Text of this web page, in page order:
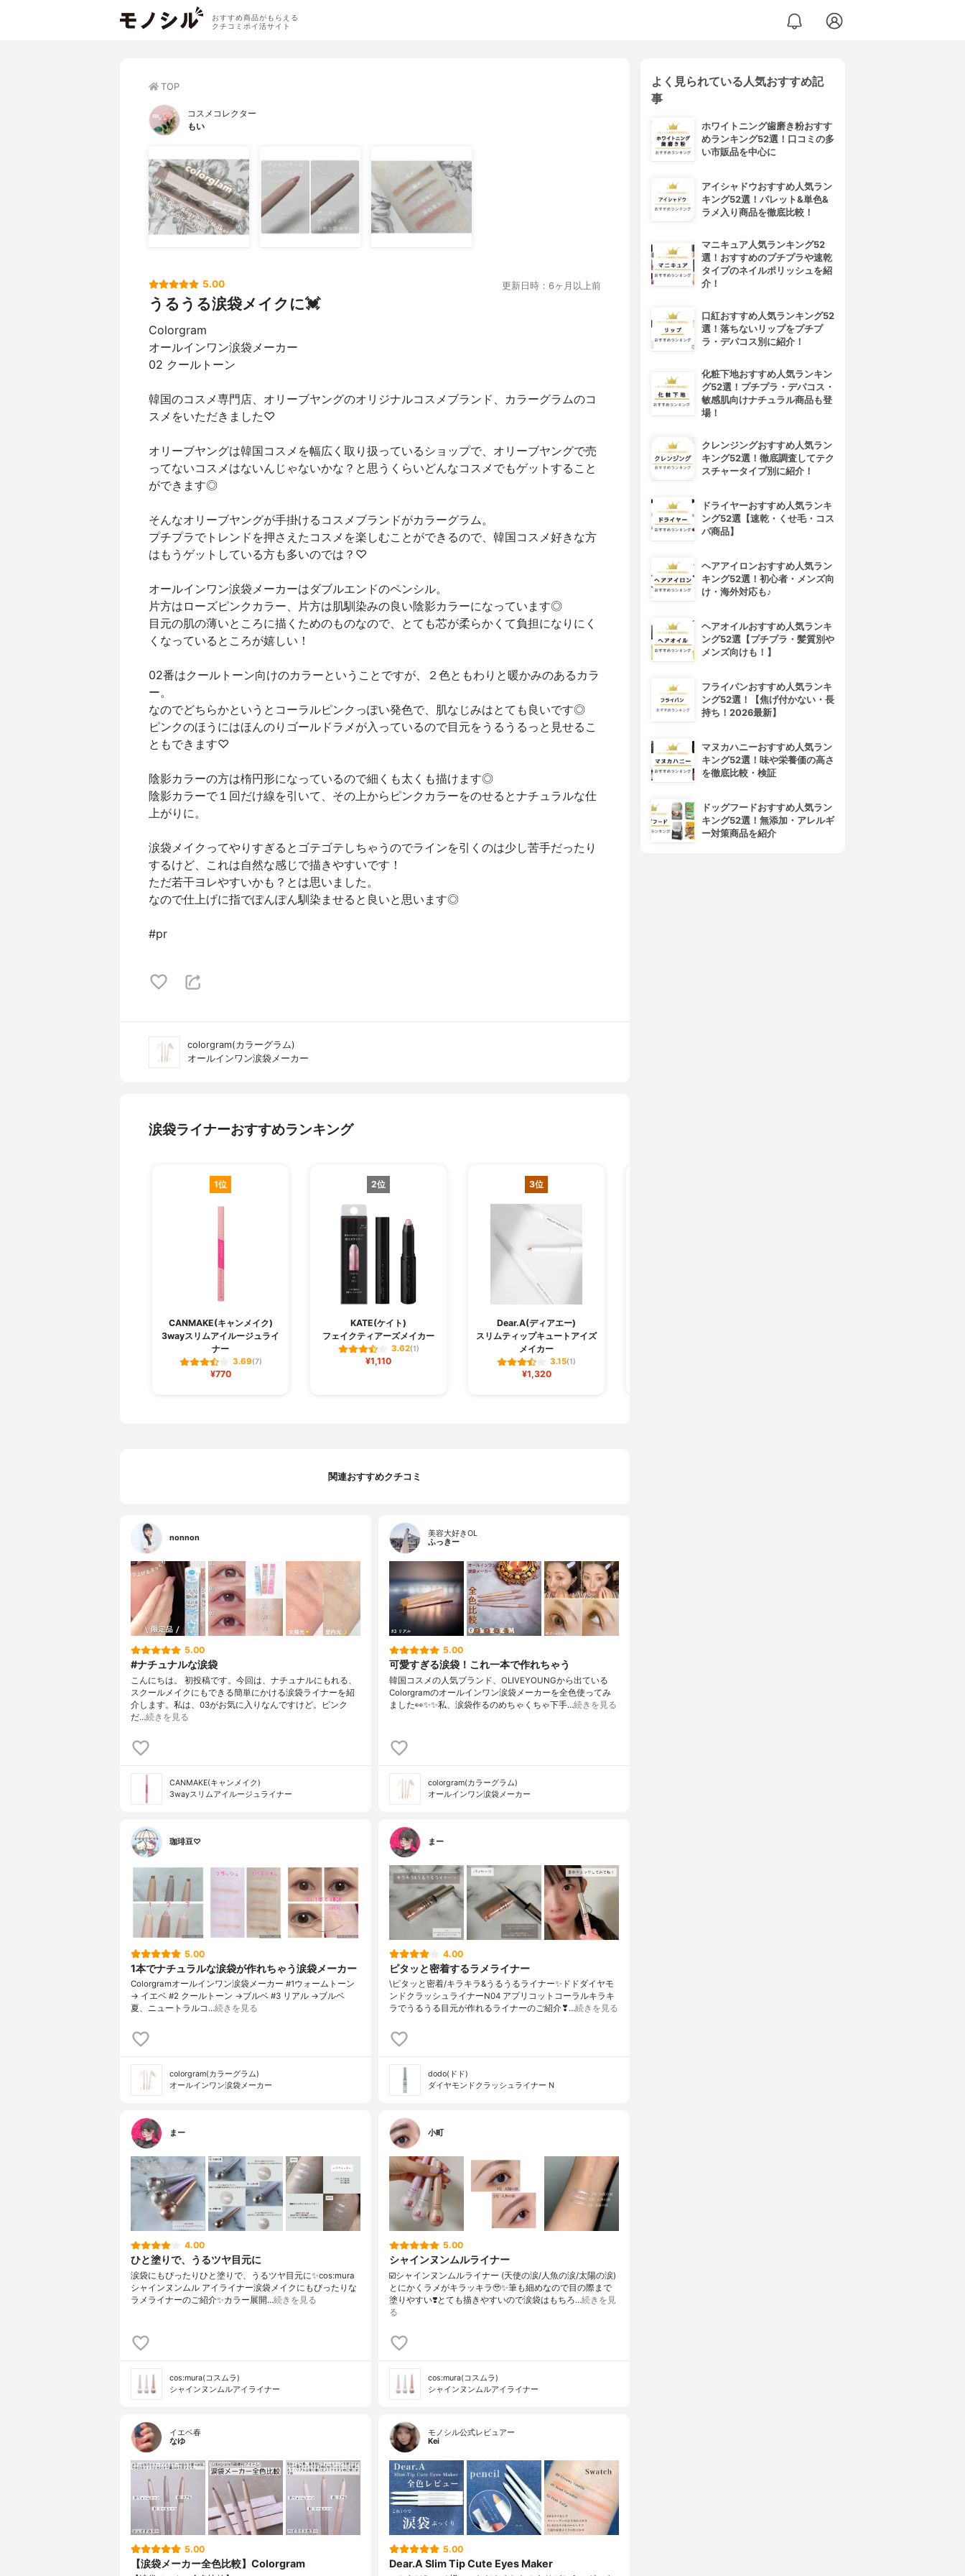
おすすめ商品がもらえる
クチコミポイ活サイト
TOP
コスメコレクター
もい
5.00 更新日時：6ヶ月以上前
うるうる涙袋メイクに💓
Colorgram
オールインワン涙袋メーカー
02 クールトーン
韓国のコスメ専門店、オリーブヤングのオリジナルコスメブランド、カラーグラムのコ
スメをいただきました♡
オリーブヤングは韓国コスメを幅広く取り扱っているショップで、オリーブヤングで売
ってないコスメはないんじゃないかな？と思うくらいどんなコスメでもゲットすること
ができます◎
そんなオリーブヤングが手掛けるコスメブランドがカラーグラム。
プチプラでトレンドを押さえたコスメを楽しむことができるので、韓国コスメ好きな方
はもうゲットしている方も多いのでは？♡
オールインワン涙袋メーカーはダブルエンドのペンシル。
片方はローズピンクカラー、片方は肌馴染みの良い陰影カラーになっています◎
目元の肌の薄いところに描くためのものなので、とても芯が柔らかくて負担になりにく
くなっているところが嬉しい！
02番はクールトーン向けのカラーということですが、２色ともわりと暖かみのあるカラ
ー。
なのでどちらかというとコーラルピンクっぽい発色で、肌なじみはとても良いです◎
ピンクのほうにはほんのりゴールドラメが入っているので目元をうるうるっと見せるこ
ともできます♡
陰影カラーの方は楕円形になっているので細くも太くも描けます◎
陰影カラーで１回だけ線を引いて、その上からピンクカラーをのせるとナチュラルな仕
上がりに。
涙袋メイクってやりすぎるとゴテゴテしちゃうのでラインを引くのは少し苦手だったり
するけど、これは自然な感じで描きやすいです！
ただ若干ヨレやすいかも？とは思いました。
なので仕上げに指でぽんぽん馴染ませると良いと思います◎
#pr
colorgram(カラーグラム)
オールインワン涙袋メーカー
涙袋ライナーおすすめランキング
1位
CANMAKE(キャンメイク)
3wayスリムアイルージュライ
ナー
3.69(7)
¥770
2位
KATE(ケイト)
フェイクティアーズメイカー
3.62(1)
¥1,110
3位
Dear.A(ディアエー)
スリムティップキュートアイズ
メイカー
3.15(1)
¥1,320
関連おすすめクチコミ
nonnon
5.00
#ナチュナルな涙袋
こんにちは。 初投稿です。今回は、ナチュナルにもれる、
スクールメイクにもできる簡単にかける涙袋ライナーを紹
介します。私は、03がお気に入りなんですけど。ピンク
だ…続きを見る
CANMAKE(キャンメイク)
3wayスリムアイルージュライナー
美容大好きOL
ふっきー
5.00
可愛すぎる涙袋！これ一本で作れちゃう
韓国コスメの人気ブランド、OLIVEYOUNGから出ている
Colorgramのオールインワン涙袋メーカーを全色使ってみ
ました👀✨✨私、涙袋作るのめちゃくちゃ下手…続きを見る
colorgram(カラーグラム)
オールインワン涙袋メーカー
珈琲豆♡
5.00
1本でナチュラルな涙袋が作れちゃう涙袋メーカー
Colorgramオールインワン涙袋メーカー #1ウォームトーン
→ イエベ #2 クールトーン →ブルベ #3 リアル →ブルベ
夏、ニュートラルコ…続きを見る
colorgram(カラーグラム)
オールインワン涙袋メーカー
まー
4.00
ピタッと密着するラメライナー
\ピタッと密着/⁡キラキラ&うるうるライナー✨⁡ドドダイヤモ
ンドクラッシュライナーN04 アプリコットコーラル⁡キラキ
ラでうるうる目元が作れるライナーのご紹介❣…続きを見る
dodo(ドド)
ダイヤモンドクラッシュライナー N
まー
4.00
ひと塗りで、うるツヤ目元に
涙袋にもぴったりひと塗りで、うるツヤ目元に✨⁡cos:mura
シャインヌンムル アイライナー⁡⁡涙袋メイクにもぴったりな
ラメライナーのご紹介✨⁡⁡カラー展開…続きを見る
cos:mura(コスムラ)
シャインヌンムルアイライナー
小町
5.00
シャインヌンムルライナー
☑️シャインヌンムルライナー (天使の涙/人魚の涙/太陽の涙)
とにかくラメがキラッキラ🥹✨筆も細めなので目の際まで
塗りやすい❣️とても描きやすいので涙袋はもちろ…続きを見
る
cos:mura(コスムラ)
シャインヌンムルアイライナー
イエベ春
なゆ
5.00
【涙袋メーカー全色比較】Colorgram
モノシル公式レビュアー
Kei
5.00
Dear.A Slim Tip Cute Eyes Maker
よく見られている人気おすすめ記
事
ホワイトニング歯磨き粉おすす
めランキング52選！口コミの多
い市販品を中心に
アイシャドウおすすめ人気ラン
キング52選！パレット&単色&
ラメ入り商品を徹底比較！
マニキュア人気ランキング52
選！おすすめのプチプラや速乾
タイプのネイルポリッシュを紹
介！
口紅おすすめ人気ランキング52
選！落ちないリップをプチプ
ラ・デパコス別に紹介！
化粧下地おすすめ人気ランキン
グ52選！プチプラ・デパコス・
敏感肌向けナチュラル商品も登
場！
クレンジングおすすめ人気ラン
キング52選！徹底調査してテク
スチャータイプ別に紹介！
ドライヤーおすすめ人気ランキ
ング52選【速乾・くせ毛・コス
パ商品】
ヘアアイロンおすすめ人気ラン
キング52選！初心者・メンズ向
け・海外対応も♪
ヘアオイルおすすめ人気ランキ
ング52選【プチプラ・髪質別や
メンズ向けも！】
フライパンおすすめ人気ランキ
ング52選！【焦げ付かない・長
持ち！2026最新】
マヌカハニーおすすめ人気ラン
キング52選！味や栄養価の高さ
を徹底比較・検証
ドッグフードおすすめ人気ラン
キング52選！無添加・アレルギ
ー対策商品を紹介